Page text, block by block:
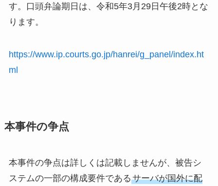
す。口頭弁論期日は、令和5年3月29日午後2時とな
ります。
https://www.ip.courts.go.jp/hanrei/g_panel/index.ht
ml
本事件の争点
本事件の争点は詳しくは記載しませんが、被告シ
ステムの一部の構成要件であるサーバが国外に配